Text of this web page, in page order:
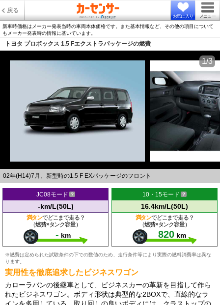
戻る
お気に入り メニュー
新車時価格はメーカー発表当時の車両本体価格です。また基本情報など、その他の項目について
もメーカー発表時の情報に基いています。
トヨタ プロボックス 1.5 Fエクストラパッケージの燃費
02年(H14)7月、新型時の1.5 F EXパッケージのフロント
1/3
JC08モード
-km/L(50L)
満タンでどこまで走る？
（燃費×タンク容量）
- km
10・15モード
16.4km/L(50L)
満タンでどこまで走る？
（燃費×タンク容量）
820 km
※燃費は定められた試験条件の下での数値のため、走行条件等により実際の燃料消費率は異な
ります。
実用性を徹底追求したビジネスワゴン
カローラバンの後継車として、ビジネスカーの革新を目指して作ら
れたビジネスワゴン。ボディ形状は典型的な2BOXで、直線的なラ